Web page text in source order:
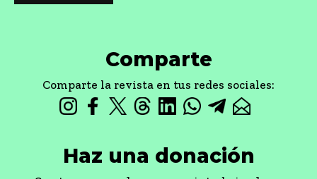
Comparte
Comparte la revista en tus redes sociales:
Haz una donación